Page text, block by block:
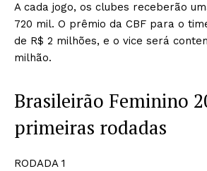
A cada jogo, os clubes receberão
720 mil. O prêmio da CBF para o
de R$ 2 milhões, e o vice será
milhão.
Brasileirão Feminino
primeiras rodadas
RODADA 1